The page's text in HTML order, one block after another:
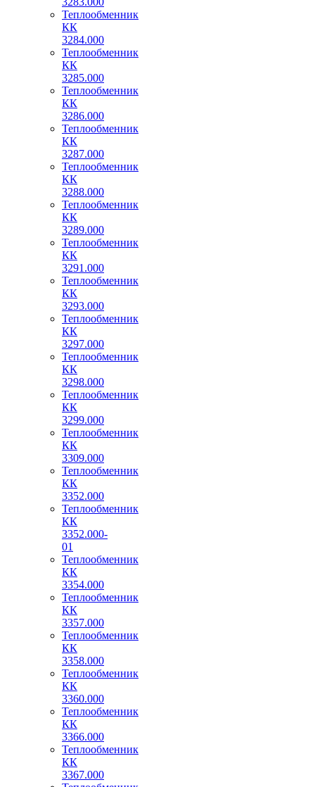
Теплообменник
КК
3284.000
Теплообменник
КК
3285.000
Теплообменник
КК
3286.000
Теплообменник
КК
3287.000
Теплообменник
КК
3288.000
Теплообменник
КК
3289.000
Теплообменник
КК
3291.000
Теплообменник
КК
3293.000
Теплообменник
КК
3297.000
Теплообменник
КК
3298.000
Теплообменник
КК
3299.000
Теплообменник
КК
3309.000
Теплообменник
КК
3352.000
Теплообменник
КК
3352.000-
01
Теплообменник
КК
3354.000
Теплообменник
КК
3357.000
Теплообменник
КК
3358.000
Теплообменник
КК
3360.000
Теплообменник
КК
3366.000
Теплообменник
КК
3367.000